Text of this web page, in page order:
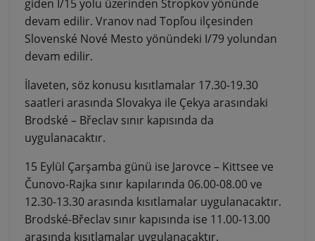
giden I/15 yolu üzerinden Stropkov yönünde
devam edilir. Vranov nad Topľou ilçesinden
Slovenské Nové Mesto yönündeki I/79 yolundan
devam edilir.
İlaveten, söz konusu kısıtlamalar 17.30-19.30
saatleri arasında Slovakya ile Çekya arasındaki
Brodské – Břeclav sınır kapısında da
uygulanacaktır.
15 Eylül Çarşamba günü ise Jarovce – Kittsee ve
Čunovo-Rajka sınır kapılarında 06.00-08.00 ve
12.30-13.30 arasında kısıtlamalar uygulanacaktır.
Brodské-Břeclav sınır kapısında ise 11.00-13.00
arasında kısıtlamalar uygulanacaktır.